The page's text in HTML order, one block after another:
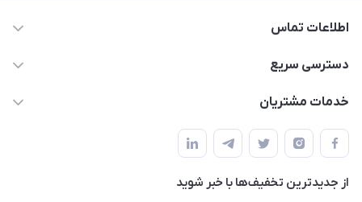
اطلاعات تماس
09165044753
دسترسی سریع
حساب کاربری
لیست محصولات
درباره ما
خدمات مشتریان
قوانین و مقررات
حریم خصوصی
راهنما
از جدید‌ترین تخفیف‌ها با‌ خبر شوید